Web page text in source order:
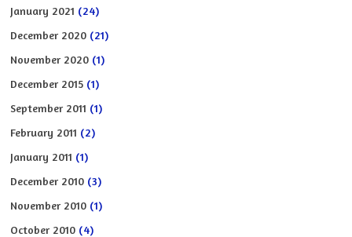
January 2021 (24)
December 2020 (21)
November 2020 (1)
December 2015 (1)
September 2011 (1)
February 2011 (2)
January 2011 (1)
December 2010 (3)
November 2010 (1)
October 2010 (4)